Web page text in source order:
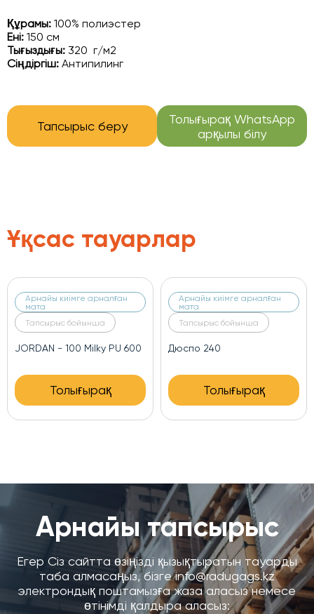
Құрамы: 100% полиэстер
Ені: 150 см
Тығыздығы: 320 г/м2
Сіңдіргіш: Антипилинг
Тапсырыс беру
Толығырақ WhatsApp
арқылы білу
Ұқсас тауарлар
Арнайы киімге арналған
мата
Тапсырыс бойынша
JORDAN - 100 Milky PU 600
Толығырақ
Арнайы киімге арналған
мата
Тапсырыс бойынша
Дюспо 240
Толығырақ
Арнайы тапсырыс
Егер Сіз сайтта өзіңізді қызықтыратын тауарды
таба алмасаңыз, бізге info@radugags.kz
электрондық поштамызға жаза аласыз немесе
өтінімді қалдыра аласыз: